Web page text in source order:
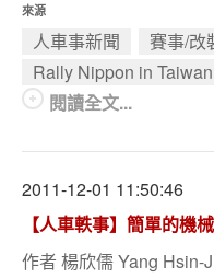
來源
人車事新聞 賽事/改
Rally Nippon in Taiwan
閱讀全文...
2011-12-01 11:50:46
【人車軼事】簡單的機
作者 楊欣儒 Yang Hsin-